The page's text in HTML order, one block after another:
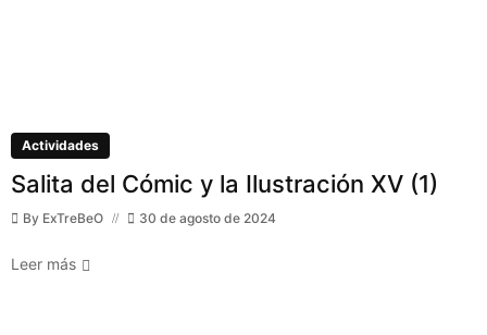
Actividades
Salita del Cómic y la Ilustración XV (1)
By ExTreBeO 30 de agosto de 2024
Leer más